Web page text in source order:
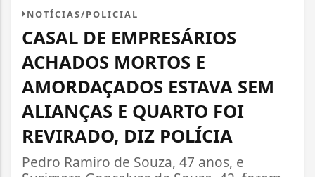
NOTÍCIAS/POLICIAL
CASAL DE EMPRESÁRIOS
ACHADOS MORTOS E
AMORDAÇADOS ESTAVA SEM
ALIANÇAS E QUARTO FOI
REVIRADO, DIZ POLÍCIA
Pedro Ramiro de Souza, 47 anos, e